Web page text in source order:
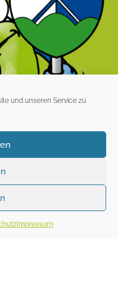
und unseren Service zu
Impressum